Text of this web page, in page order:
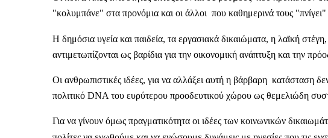
"κολυμπάνε" στα προνόμια και οι άλλοι που καθημερινά τους "πνίγει"
Η δημόσια υγεία και παιδεία, τα εργασιακά δικαιώματα, η λαϊκή
αντιμετωπίζονται ως βαρίδια για την οικονομική ανάπτυξη και την
Οι ανθρωπιστικές ιδέες, για να αλλάξει αυτή η βάρβαρη κατάσταση
πολιτικό DNA του ευρύτερου προοδευτικού χώρου ως θεμελιώδη
Για να γίνουν όμως πραγματικότητα οι ιδέες των κοινωνικών